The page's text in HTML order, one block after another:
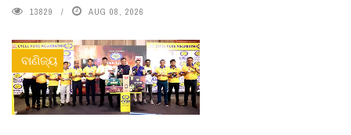
13829 AUG 08, 2026
ବାଣିଜ୍ୟ